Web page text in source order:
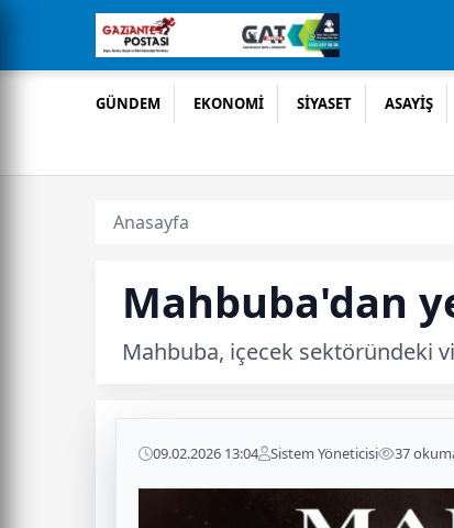
GÜNDEM EKONOMİ SİYASET ASAYİŞ
Anasayfa
Mahbuba'dan
Mahbuba, içecek sektöründeki
09.02.2026 13:04 Sistem Yöneticisi 37